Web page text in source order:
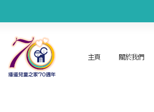
主頁 關於我們